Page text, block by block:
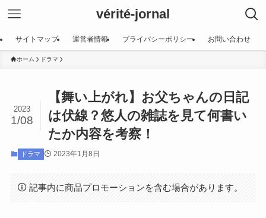
vérité-jornal
サイトマップ 運営者情報 プライバシーポリシー お問い合わせ
ホーム ドラマ
【舞い上がれ】お父ちゃんの日記
は伏線？悠人の雑誌を見て何書い
たか内容を考察！
2023
1/08
ドラマ 2023年1月8日
記事内に商品プロモーションを含む場合があります。